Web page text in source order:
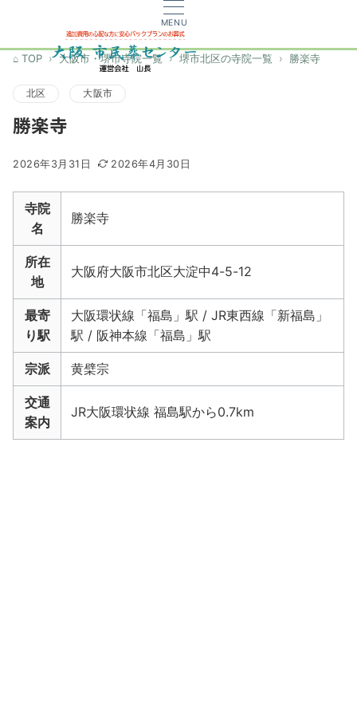
MENU
TOP 大阪市・堺市寺院一覧 堺市北区の寺院一覧 勝楽寺
北区 大阪市
勝楽寺
2026年3月31日 2026年4月30日
寺院
名
勝楽寺
所在
地
大阪府大阪市北区大淀中4-5-12
最寄
り駅
大阪環状線「福島」駅 / JR東西線「新福島」
駅 / 阪神本線「福島」駅
宗派 黄檗宗
交通
案内
JR大阪環状線 福島駅から0.7km